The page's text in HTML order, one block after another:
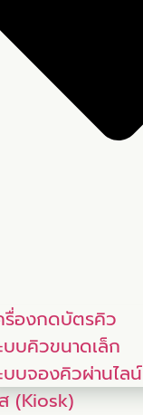
รื่องกดบัตรคิว
บบคิวขนาดเล็ก
บบจองคิวผ่านไลน์
(Kiosk)